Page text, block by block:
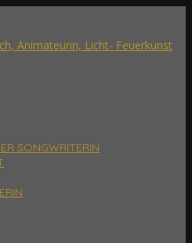
SONGWRITERIN